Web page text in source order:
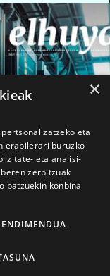
mar. 1a
×
eta
erabilerari buruzko
eta analisi-
zerbitzuak
batzuekin konbina